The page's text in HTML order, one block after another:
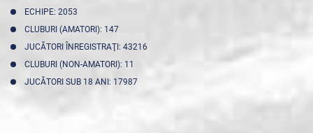
ECHIPE: 2053
CLUBURI (AMATORI): 147
JUCĂTORI ÎNREGISTRAŢI: 43216
CLUBURI (NON-AMATORI): 11
JUCĂTORI SUB 18 ANI: 17987